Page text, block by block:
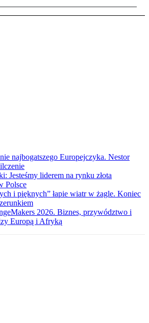
najbogatszego Europejczyka. Nestor
Jesteśmy liderem na rynku złota
Polsce
i pięknych” łapie wiatr w żagle. Koniec
2026. Biznes, przywództwo i
Europą i Afryką